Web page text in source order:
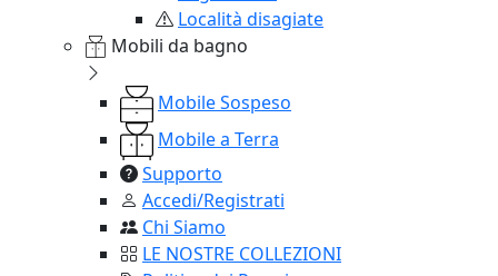
Località disagiate
Mobili da bagno
Mobile Sospeso
Mobile a Terra
Supporto
Accedi/Registrati
Chi Siamo
LE NOSTRE COLLEZIONI